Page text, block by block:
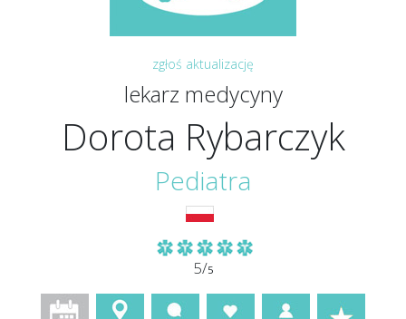
zgłoś aktualizację
lekarz medycyny
Dorota Rybarczyk
Pediatra
5/5